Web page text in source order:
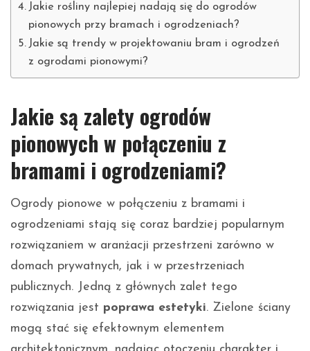
Jakie rośliny najlepiej nadają się do ogrodów
pionowych przy bramach i ogrodzeniach?
Jakie są trendy w projektowaniu bram i ogrodzeń
z ogrodami pionowymi?
Jakie są zalety ogrodów
pionowych w połączeniu z
bramami i ogrodzeniami?
Ogrody pionowe w połączeniu z bramami i
ogrodzeniami stają się coraz bardziej popularnym
rozwiązaniem w aranżacji przestrzeni zarówno w
domach prywatnych, jak i w przestrzeniach
publicznych. Jedną z głównych zalet tego
rozwiązania jest poprawa estetyki. Zielone ściany
mogą stać się efektownym elementem